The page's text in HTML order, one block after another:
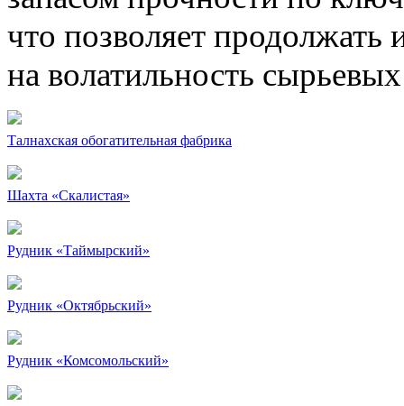
что позволяет продолжать
на волатильность
Талнахская обогатительная фабрика
Шахта «Скалистая»
Рудник «Таймырский»
Рудник «Октябрьский»
Рудник «Комсомольский»